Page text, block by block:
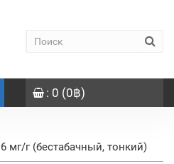
: 0 (0฿)
мг/г (бестабачный, тонкий)